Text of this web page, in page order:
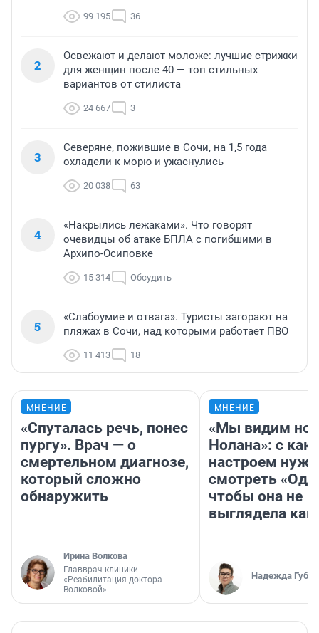
99 195 36
2
Освежают и делают моложе: лучшие стрижки
для женщин после 40 — топ стильных
вариантов от стилиста
24 667 3
3
Северяне, пожившие в Сочи, на 1,5 года
охладели к морю и ужаснулись
20 038 63
4
«Накрылись лежаками». Что говорят
очевидцы об атаке БПЛА с погибшими в
Архипо-Осиповке
15 314 Обсудить
5
«Слабоумие и отвага». Туристы загорают на
пляжах в Сочи, над которыми работает ПВО
11 413 18
МНЕНИЕ
«Спуталась речь, понес
пургу». Врач — о
смертельном диагнозе,
который сложно
обнаружить
Ирина Волкова
Главврач клиники
«Реабилитация доктора
Волковой»
МНЕНИЕ
«Мы видим
Нолана»: с
настроем
смотреть
чтобы она не
выглядела как
Надежда